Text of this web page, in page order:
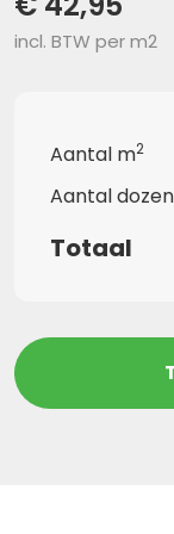
incl. BTW per m2
Aantal m2
Aantal
Totaal